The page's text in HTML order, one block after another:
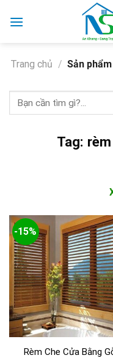
Trang chủ / Sản
Tìm
kiếm:
Tag:
-15%
Rèm Che Cửa Bằng